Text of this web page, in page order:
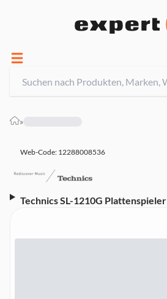
»
Web-Code: 12288008536
Technics SL-1210G Plattenspieler